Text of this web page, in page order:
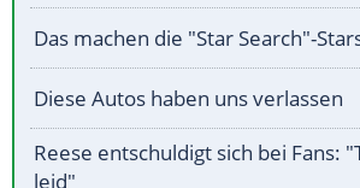
Das machen die "Star Search"-
Diese Autos haben uns verlassen
Reese entschuldigt sich bei Fans:
leid"